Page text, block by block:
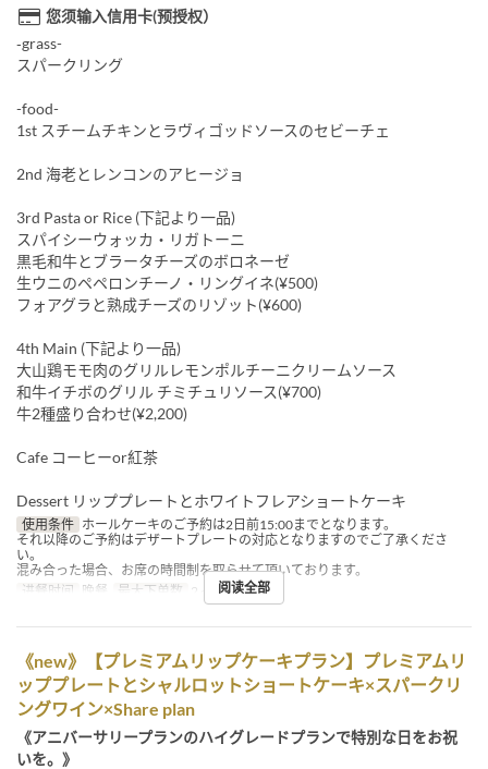
您须输入信用卡(预授权）
‐grass-
スパークリング
-food-
1st スチームチキンとラヴィゴッドソースのセビーチェ
2nd 海老とレンコンのアヒージョ
3rd Pasta or Rice (下記より一品)
スパイシーウォッカ・リガトーニ
黒毛和牛とブラータチーズのボロネーゼ
生ウニのペペロンチーノ・リングイネ(¥500)
フォアグラと熟成チーズのリゾット(¥600)
4th Main (下記より一品)
大山鶏モモ肉のグリルレモンポルチーニクリームソース
和牛イチボのグリル チミチュリソース(¥700)
牛2種盛り合わせ(¥2,200)
Cafe コーヒーor紅茶
Dessert リッププレートとホワイトフレアショートケーキ
使用条件 ホールケーキのご予約は2日前15:00までとなります。
それ以降のご予約はデザートプレートの対応となりますのでご了承くださ
い。
混み合った場合、お席の時間制を取らせて頂いております。
进餐时间 晚餐 最大下单数 2 ~ 8 阅读全部
《new》【プレミアムリップケーキプラン】プレミアムリ
ッププレートとシャルロットショートケーキ×スパークリ
ングワイン×Share plan
《アニバーサリープランのハイグレードプランで特別な日をお祝
いを。》